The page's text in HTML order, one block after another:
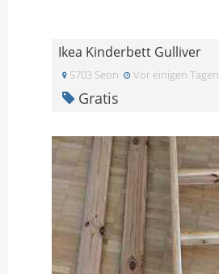
Ikea Kinderbett Gulliver
5703 Seon Vor einigen Tagen
Gratis